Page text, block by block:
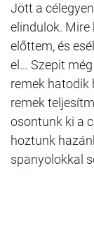
Jött a
elindulok.
előttem, és
el… Szepit
remek hatodik
remek
osontunk ki a
hoztunk
spanyolokkal